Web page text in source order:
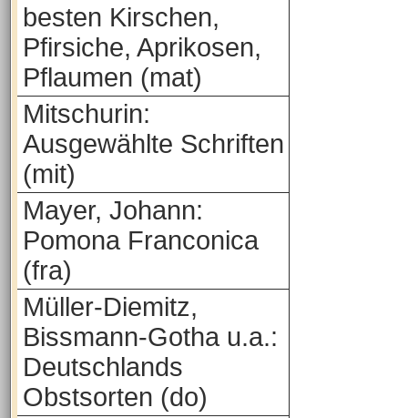
besten Kirschen,
Pfirsiche, Aprikosen,
Pflaumen (mat)
Mitschurin:
Ausgewählte Schriften
(mit)
Mayer, Johann:
Pomona Franconica
(fra)
Müller-Diemitz,
Bissmann-Gotha u.a.:
Deutschlands
Obstsorten (do)